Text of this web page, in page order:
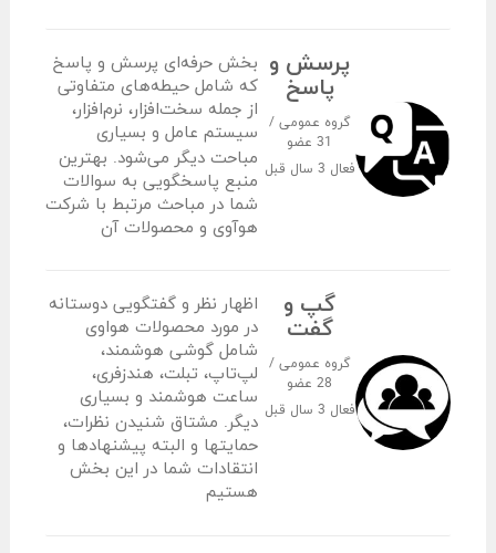
پرسش و
پاسخ
گروه عمومی /
31 عضو
فعال 3 سال قبل
بخش حرفه‌ای پرسش و پاسخ
که شامل حیطه‌های متفاوتی
از جمله سخت‌افزار، نرم‌افزار،
سیستم عامل و بسیاری
مباحت دیگر می‌شود. بهترین
منبع پاسخگویی به سوالات
شما در مباحث مرتبط با شرکت
هوآوی و محصولات آن
گپ و
گفت
گروه عمومی /
28 عضو
فعال 3 سال قبل
اظهار نظر و گفتگویی دوستانه
در مورد محصولات هواوی
شامل گوشی هوشمند،
لپ‌تاپ، تبلت، هندزفری،
ساعت هوشمند و بسیاری
دیگر. مشتاق شنیدن نظرات،
حمایت‎ها و البته پیشنهادها و
انتقادات شما در این بخش
هستیم